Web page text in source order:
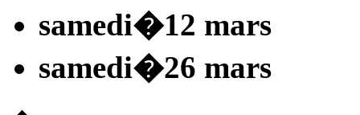
samedi�12 mars
samedi�26 mars